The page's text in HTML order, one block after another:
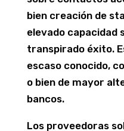
bien creación de
elevado capacidad
transpirado éxito.
escaso conocido,
o bien de mayor
bancos.
Los proveedoras